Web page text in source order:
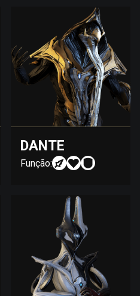
DANTE
Função: